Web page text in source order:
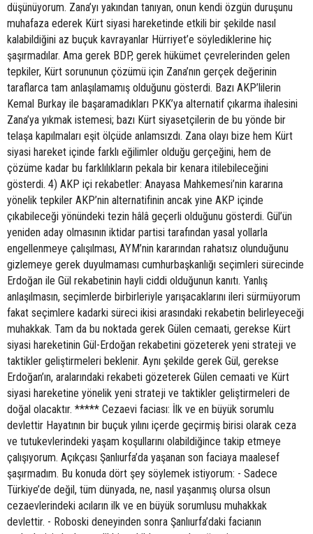
düşünüyorum. Zana’yı yakından tanıyan, onun kendi özgün duruşunu
muhafaza ederek Kürt siyasi hareketinde etkili bir şekilde nasıl
kalabildiğini az buçuk kavrayanlar Hürriyet’e söylediklerine hiç
şaşırmadılar. Ama gerek BDP, gerek hükümet çevrelerinden gelen
tepkiler, Kürt sorununun çözümü için Zana’nın gerçek değerinin
taraflarca tam anlaşılamamış olduğunu gösterdi. Bazı AKP’lilerin
Kemal Burkay ile başaramadıkları PKK’ya alternatif çıkarma ihalesini
Zana’ya yıkmak istemesi; bazı Kürt siyasetçilerin de bu yönde bir
telaşa kapılmaları eşit ölçüde anlamsızdı. Zana olayı bize hem Kürt
siyasi hareket içinde farklı eğilimler olduğu gerçeğini, hem de
çözüme kadar bu farklılıkların pekala bir kenara itilebileceğini
gösterdi. 4) AKP içi rekabetler: Anayasa Mahkemesi’nin kararına
yönelik tepkiler AKP’nin alternatifinin ancak yine AKP içinde
çıkabileceği yönündeki tezin hâlâ geçerli olduğunu gösterdi. Gül’ün
yeniden aday olmasının iktidar partisi tarafından yasal yollarla
engellenmeye çalışılması, AYM’nin kararından rahatsız olunduğunu
gizlemeye gerek duyulmaması cumhurbaşkanlığı seçimleri sürecinde
Erdoğan ile Gül rekabetinin hayli ciddi olduğunun kanıtı. Yanlış
anlaşılmasın, seçimlerde birbirleriyle yarışacaklarını ileri sürmüyorum
fakat seçimlere kadarki süreci ikisi arasındaki rekabetin belirleyeceği
muhakkak. Tam da bu noktada gerek Gülen cemaati, gerekse Kürt
siyasi hareketinin Gül-Erdoğan rekabetini gözeterek yeni strateji ve
taktikler geliştirmeleri beklenir. Aynı şekilde gerek Gül, gerekse
Erdoğan’ın, aralarındaki rekabeti gözeterek Gülen cemaati ve Kürt
siyasi hareketine yönelik yeni strateji ve taktikler geliştirmeleri de
doğal olacaktır. ***** Cezaevi faciası: İlk ve en büyük sorumlu
devlettir Hayatının bir buçuk yılını içerde geçirmiş birisi olarak ceza
ve tutukevlerindeki yaşam koşullarını olabildiğince takip etmeye
çalışıyorum. Açıkçası Şanlıurfa’da yaşanan son faciaya maalesef
şaşırmadım. Bu konuda dört şey söylemek istiyorum: - Sadece
Türkiye’de değil, tüm dünyada, ne, nasıl yaşanmış olursa olsun
cezaevlerindeki acıların ilk ve en büyük sorumlusu muhakkak
devlettir. - Roboski deneyinden sonra Şanlıurfa’daki facianın